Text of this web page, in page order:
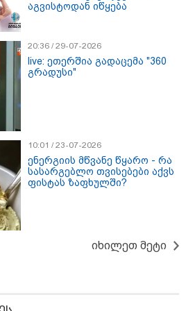
შორის 2 არასრულწლოვანი
- შსს ინფორმაციას
აგვისტოდან იწყება
20:36 / 29-07-2026
live: ეთერშია გადაცემა "360
გრადუსი"
10:01 / 23-07-2026
ენერგიის მწვანე წყარო - რა
სასარგებლო თვისებები აქვს
ფისტას ზაფხულში?
იხილეთ მეტი